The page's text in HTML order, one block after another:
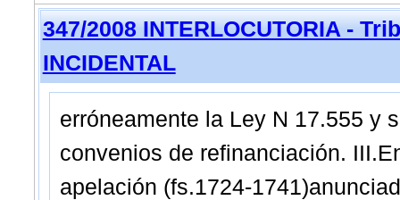
347/2008 INTERLOCUTORIA -
INCIDENTAL
erróneamente la Ley N 17.555 y
convenios de refinanciación.
apelación (fs.1724-